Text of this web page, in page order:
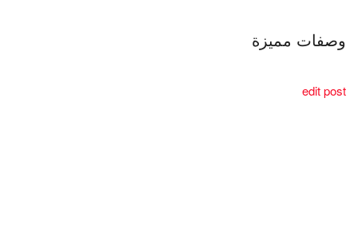
وصفات مميزة
edit post